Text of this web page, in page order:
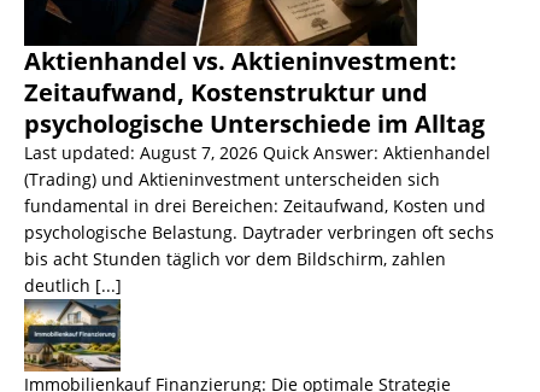
Aktienhandel vs. Aktieninvestment:
Zeitaufwand, Kostenstruktur und
psychologische Unterschiede im Alltag
Last updated: August 7, 2026 Quick Answer: Aktienhandel
(Trading) und Aktieninvestment unterscheiden sich
fundamental in drei Bereichen: Zeitaufwand, Kosten und
psychologische Belastung. Daytrader verbringen oft sechs
bis acht Stunden täglich vor dem Bildschirm, zahlen
deutlich [...]
Immobilienkauf Finanzierung: Die optimale Strategie